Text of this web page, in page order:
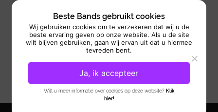
Beste Bands gebruikt cookies
Wij gebruiken cookies om te verzekeren dat wij u de
beste ervaring geven op onze website. Als u de site
wilt blijven gebruiken, gaan wij ervan uit dat u hiermee
tevreden bent.
Wilt u meer informatie over cookies op deze website? Klik
hier!
Ja, ik accepteer